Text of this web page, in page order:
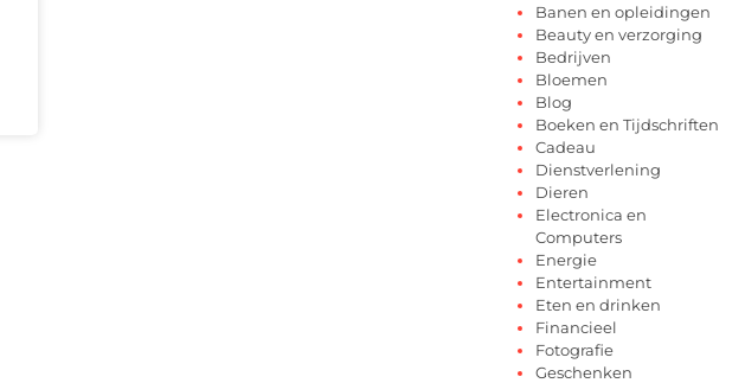
Banen en opleidingen
Beauty en verzorging
Bedrijven
Bloemen
Blog
Boeken en Tijdschriften
Cadeau
Dienstverlening
Dieren
Electronica en
Computers
Energie
Entertainment
Eten en drinken
Financieel
Fotografie
Geschenken